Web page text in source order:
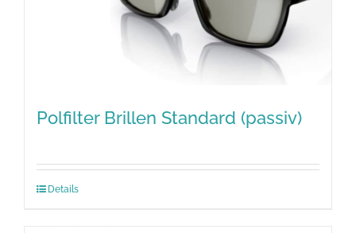
Polfilter Brillen Standard (passiv)
Details